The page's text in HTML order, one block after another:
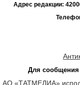
Адрес редакции:
Для сообщения
АО «ТАТМЕДИА»